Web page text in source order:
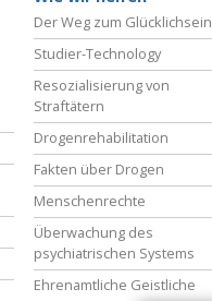
Der Weg zum Glücklichsein
Studier-Technology
Resozialisierung von
Straftätern
Drogenrehabilitation
Fakten über Drogen
Menschenrechte
Überwachung des
psychiatrischen Systems
Ehrenamtliche Geistliche